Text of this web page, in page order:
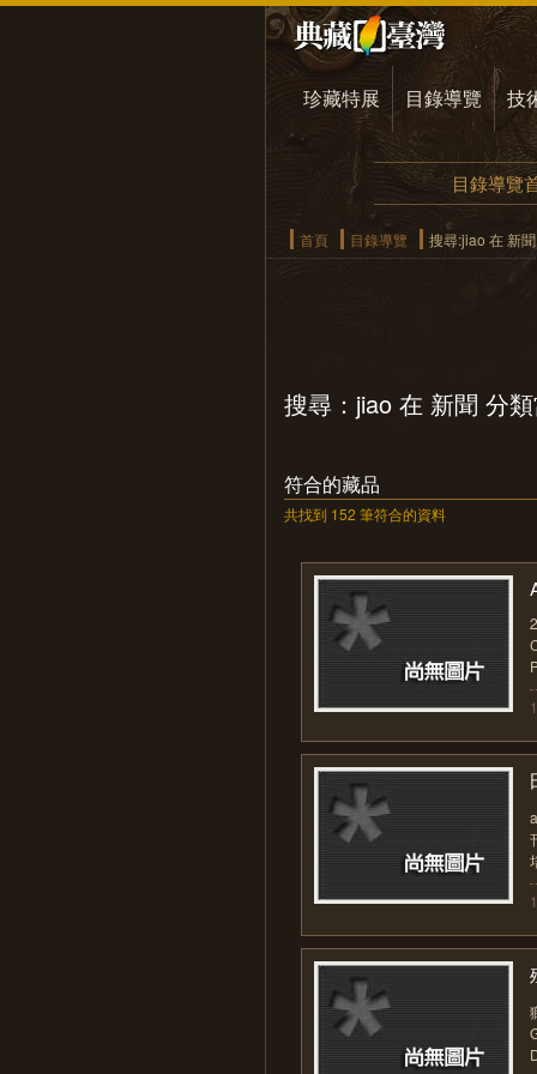
珍藏特展 目錄導覽 技
目錄導覽
首頁 目錄導覽 搜尋:jiao 在 新
搜尋：jiao 在 新聞 分
符合的藏品
共找到 152 筆符合的資料